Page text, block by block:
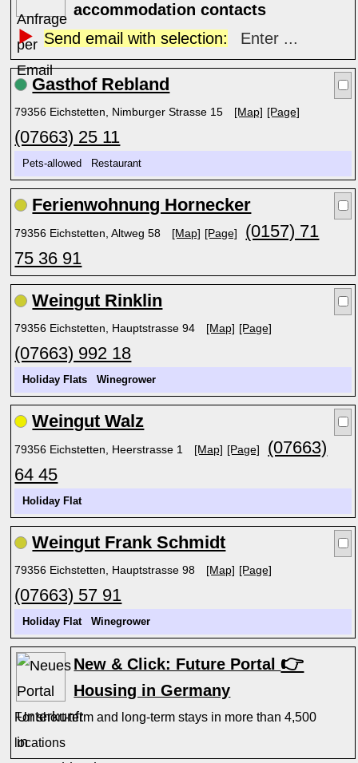
accommodation contacts
Send email with selection:
Enter ...
Gasthof Rebland
79356 Eichstetten, Nimburger Strasse 15 [Map] [Page]
(07663) 25 11
Pets-allowed Restaurant
Ferienwohnung Hornecker
79356 Eichstetten, Altweg 58 [Map] [Page]
(0157) 71
75 36 91
Weingut Rinklin
79356 Eichstetten, Hauptstrasse 94 [Map] [Page]
(07663) 992 18
Holiday Flats Winegrower
Weingut Walz
79356 Eichstetten, Heerstrasse 1 [Map] [Page]
(07663)
64 45
Holiday Flat
Weingut Frank Schmidt
79356 Eichstetten, Hauptstrasse 98 [Map] [Page]
(07663) 57 91
Holiday Flat Winegrower
New & Click: Future Portal 👉
Housing in Germany
For short-term and long-term stays in more than 4,500
locations